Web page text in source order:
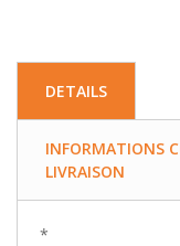
DETAILS
INFORMATIONS
LIVRAISON
*